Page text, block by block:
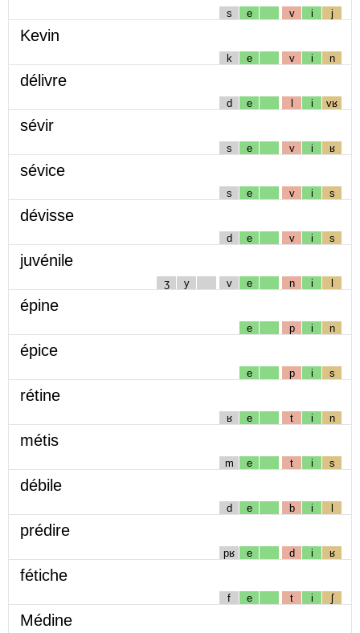
s e v i j
Kevin
k e v i n
délivre
d e l i vʁ
sévir
s e v i ʁ
sévice
s e v i s
dévisse
d e v i s
juvénile
ʒ y v e n i l
épine
e p i n
épice
e p i s
rétine
ʁ e t i n
métis
m e t i s
débile
d e b i l
prédire
pʁ e d i ʁ
fétiche
f e t i ʃ
Médine